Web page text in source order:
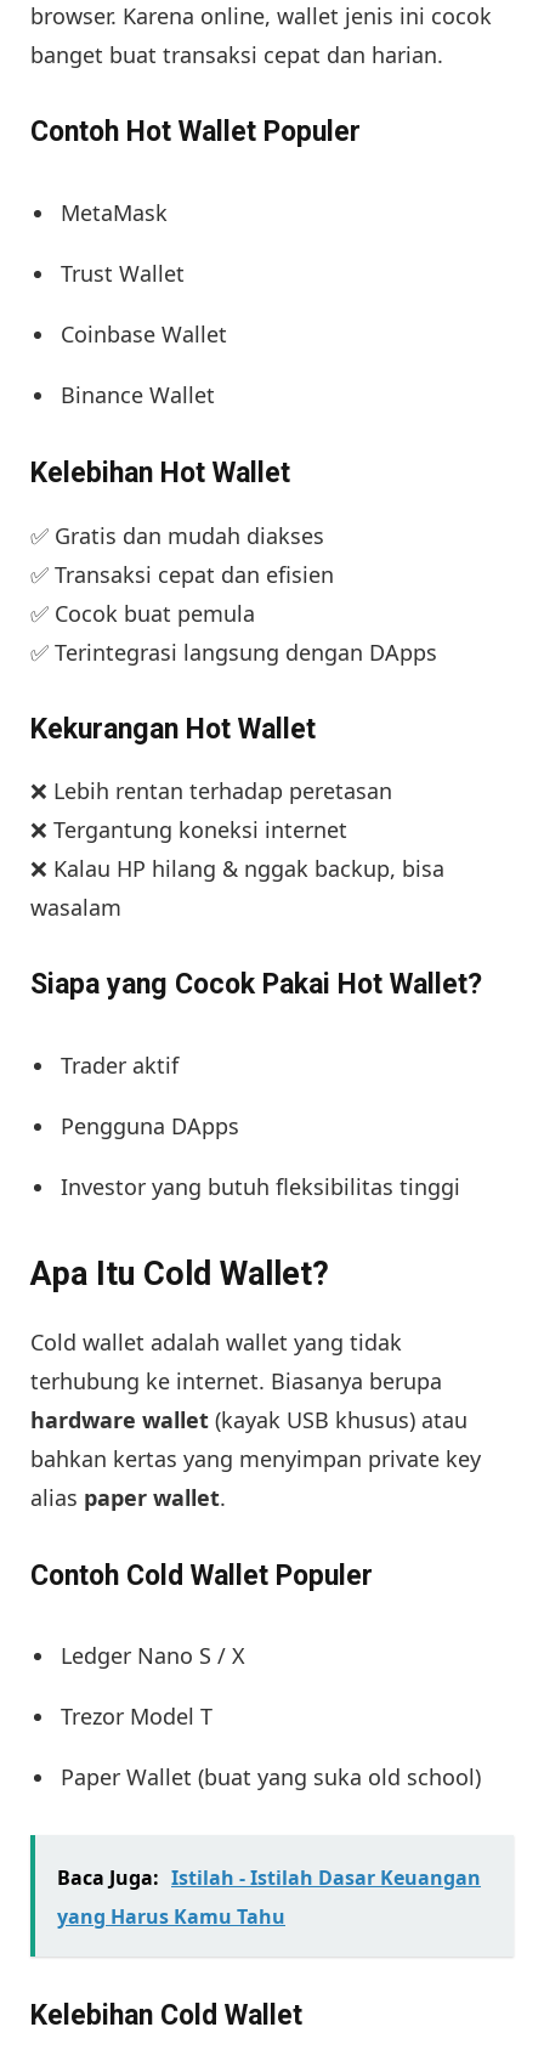
browser. Karena online, wallet jenis ini cocok
banget buat transaksi cepat dan harian.
Contoh Hot Wallet Populer
MetaMask
Trust Wallet
Coinbase Wallet
Binance Wallet
Kelebihan Hot Wallet
✅ Gratis dan mudah diakses
✅ Transaksi cepat dan efisien
✅ Cocok buat pemula
✅ Terintegrasi langsung dengan DApps
Kekurangan Hot Wallet
❌ Lebih rentan terhadap peretasan
❌ Tergantung koneksi internet
❌ Kalau HP hilang & nggak backup, bisa
wasalam
Siapa yang Cocok Pakai Hot Wallet?
Trader aktif
Pengguna DApps
Investor yang butuh fleksibilitas tinggi
Apa Itu Cold Wallet?
Cold wallet adalah wallet yang tidak
terhubung ke internet. Biasanya berupa
hardware wallet (kayak USB khusus) atau
bahkan kertas yang menyimpan private key
alias paper wallet.
Contoh Cold Wallet Populer
Ledger Nano S / X
Trezor Model T
Paper Wallet (buat yang suka old school)
Baca Juga: Istilah - Istilah Dasar Keuangan
yang Harus Kamu Tahu
Kelebihan Cold Wallet